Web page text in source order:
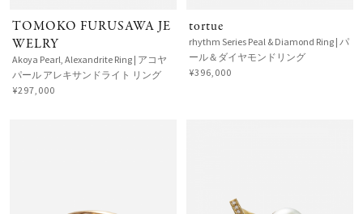
TOMOKO FURUSAWA JE
WELRY
Akoya Pearl, Alexandrite Ring | アコヤ
パール アレキサンドライト リング
¥297,000
tortue
rhythm Series Peal & Diamond Ring | パ
ール＆ダイヤモンドリング
¥396,000